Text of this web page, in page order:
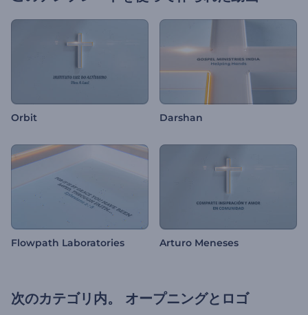
Orbit Darshan
Flowpath Laboratories Arturo Meneses
次のカテゴリ内。 オープニングとロゴ